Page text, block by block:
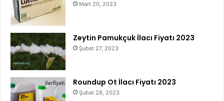
Mart 20, 2023
Zeytin Pamukçuk İlacı Fiyatı 2023
Şubat 27, 2023
Roundup Ot İlacı Fiyatı 2023
Şubat 28, 2023